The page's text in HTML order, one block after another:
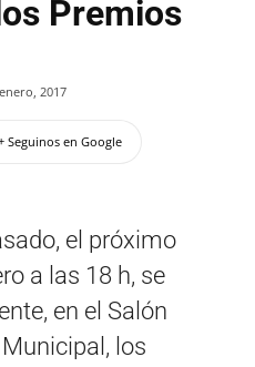
Premios
2017
Seguinos en Google
el próximo
a las 18 h, se
en el Salón
los